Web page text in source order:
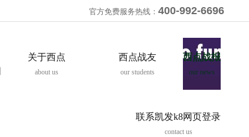
官方免费服务热线： 400-992-6696
关于西点
about us
西点战友
our students
西点战报
our news
联系凯发k8网页登录
contact us